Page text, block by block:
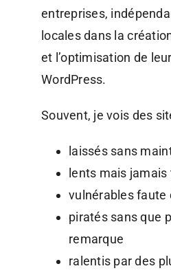
entreprises,
locales dans la
et l’optimisation de
WordPress.
Souvent, je vois des
laissés sans
lents mais
vulnérables faute
piratés sans que
remarque
ralentis par des